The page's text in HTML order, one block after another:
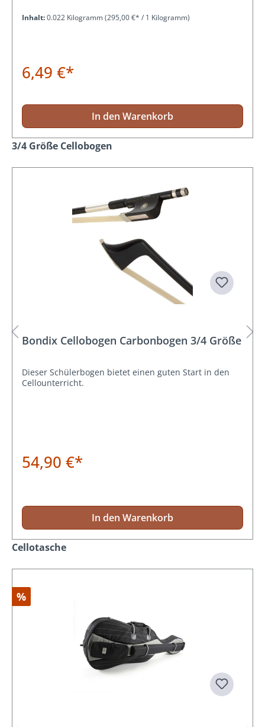
Inhalt:0.022 Kilogramm(295,00 €* / 1 Kilogramm)
6,49 €*
In den Warenkorb
Produktgalerie überspringen
3/4 Größe Cellobogen
Bondix Cellobogen Carbonbogen 3/4 Größe
Dieser Schülerbogen bietet einen guten Start in den
Cellounterricht.
54,90 €*
In den Warenkorb
Produktgalerie überspringen
Cellotasche
%